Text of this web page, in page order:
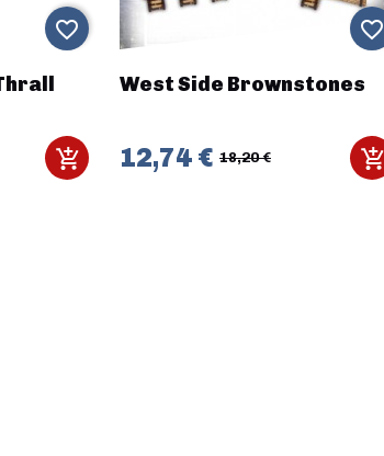
favorite_border
West Side Brownstones
12,74 € 18,20 €
favorite_border